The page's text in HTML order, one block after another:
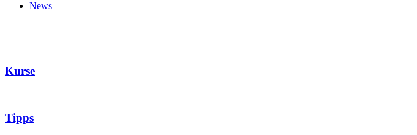
News
Kurse
Tipps